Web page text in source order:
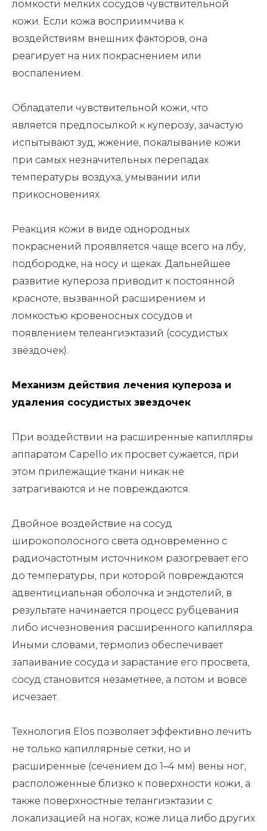
ломкости мелких сосудов чувствительной
кожи. Если кожа восприимчива к
воздействиям внешних факторов, она
реагирует на них покраснением или
воспалением.
Обладатели чувствительной кожи, что
является предпосылкой к куперозу, зачастую
испытывают зуд, жжение, покалывание кожи
при самых незначительных перепадах
температуры воздуха, умывании или
прикосновениях.
Реакция кожи в виде однородных
покраснений проявляется чаще всего на лбу,
подбородке, на носу и щеках. Дальнейшее
развитие купероза приводит к постоянной
красноте, вызванной расширением и
ломкостью кровеносных сосудов и
появлением телеангиэктазий (сосудистых
звёздочек).
Механизм действия лечения купероза и
удаления сосудистых звездочек
При воздействии на расширенные капилляры
аппаратом Capello их просвет сужается, при
этом прилежащие ткани никак не
затрагиваются и не повреждаются.
Двойное воздействие на сосуд
широкополосного света одновременно с
радиочастотным источником разогревает его
до температуры, при которой повреждаются
адвентициальная оболочка и эндотелий, в
результате начинается процесс рубцевания
либо исчезновения расширенного капилляра.
Иными словами, термолиз обеспечивает
запаивание сосуда и зарастание его просвета,
сосуд становится незаметнее, а потом и вовсе
исчезает.
Технология Elos позволяет эффективно лечить
не только капиллярные сетки, но и
расширенные (сечением до 1–4 мм) вены ног,
расположенные близко к поверхности кожи, а
также поверхностные телангиэктазии с
локализацией на ногах, коже лица либо других